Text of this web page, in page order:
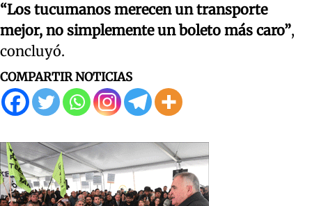
“Los tucumanos merecen un transporte
mejor, no simplemente un boleto más caro”,
concluyó.
COMPARTIR NOTICIAS